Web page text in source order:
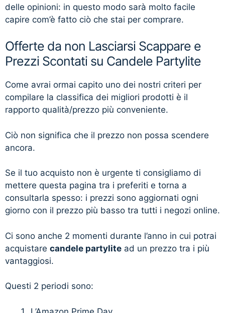
delle opinioni: in questo modo sarà molto facile
capire com’è fatto ciò che stai per comprare.
Offerte da non Lasciarsi Scappare e
Prezzi Scontati su Candele Partylite
Come avrai ormai capito uno dei nostri criteri per
compilare la classifica dei migliori prodotti è il
rapporto qualità/prezzo più conveniente.
Ciò non significa che il prezzo non possa scendere
ancora.
Se il tuo acquisto non è urgente ti consigliamo di
mettere questa pagina tra i preferiti e torna a
consultarla spesso: i prezzi sono aggiornati ogni
giorno con il prezzo più basso tra tutti i negozi online.
Ci sono anche 2 momenti durante l’anno in cui potrai
acquistare candele partylite ad un prezzo tra i più
vantaggiosi.
Questi 2 periodi sono: